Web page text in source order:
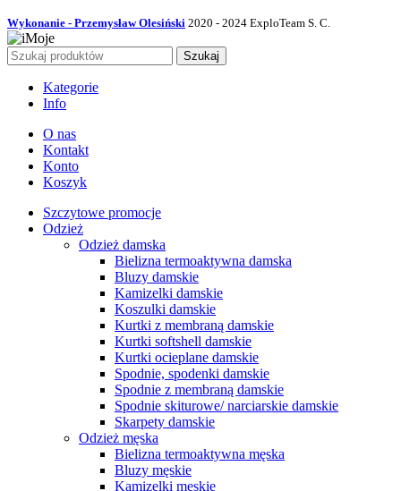
Wykonanie - Przemysław Olesiński 2020 - 2024 ExploTeam S. C.
Szukaj
Kategorie
Info
O nas
Kontakt
Konto
Koszyk
Szczytowe promocje
Odzież
Odzież damska
Bielizna termoaktywna damska
Bluzy damskie
Kamizelki damskie
Koszulki damskie
Kurtki z membraną damskie
Kurtki softshell damskie
Kurtki ocieplane damskie
Spodnie, spodenki damskie
Spodnie z membraną damskie
Spodnie skiturowe/ narciarskie damskie
Skarpety damskie
Odzież męska
Bielizna termoaktywna męska
Bluzy męskie
Kamizelki męskie